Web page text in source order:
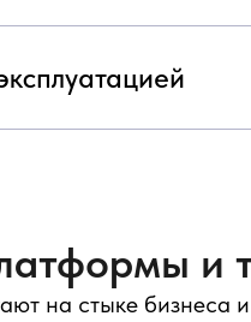
и
на стыке бизнеса